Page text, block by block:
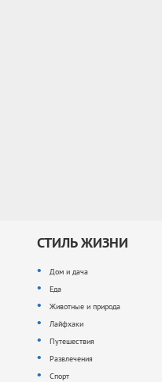
СТИЛЬ ЖИЗНИ
Дом и дача
Еда
Животные и природа
Лайфхаки
Путешествия
Развлечения
Спорт